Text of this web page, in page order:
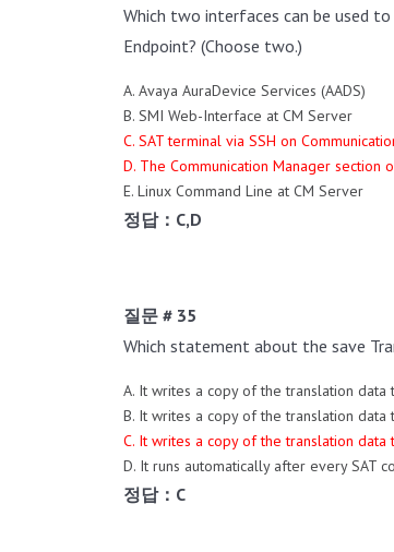
Which two interfaces can be used to
Endpoint? (Choose two.)
A. Avaya AuraDevice Services (AADS)
B. SMI Web-Interface at CM Server
C. SAT terminal via SSH on
D. The Communication Manager section
E. Linux Command Line at CM Server
정답：C,D
질문 # 35
Which statement about the save
A. It writes a copy of the translation data
B. It writes a copy of the translation data
C. It writes a copy of the translation data
D. It runs automatically after every SAT
정답：C